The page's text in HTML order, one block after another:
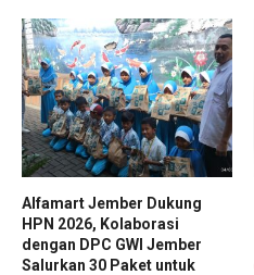
Alfamart Jember Dukung
HPN 2026, Kolaborasi
dengan DPC GWI Jember
Salurkan 30 Paket untuk